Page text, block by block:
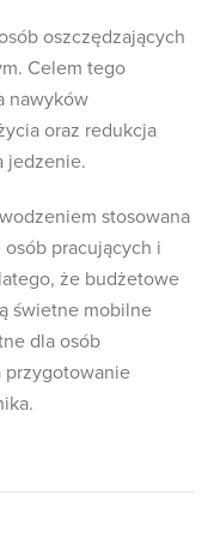
oszczędzających
Celem tego
nawyków
oraz redukcja
jedzenie.
stosowana
pracujących i
że budżetowe
świetne mobilne
dla osób
przygotowanie